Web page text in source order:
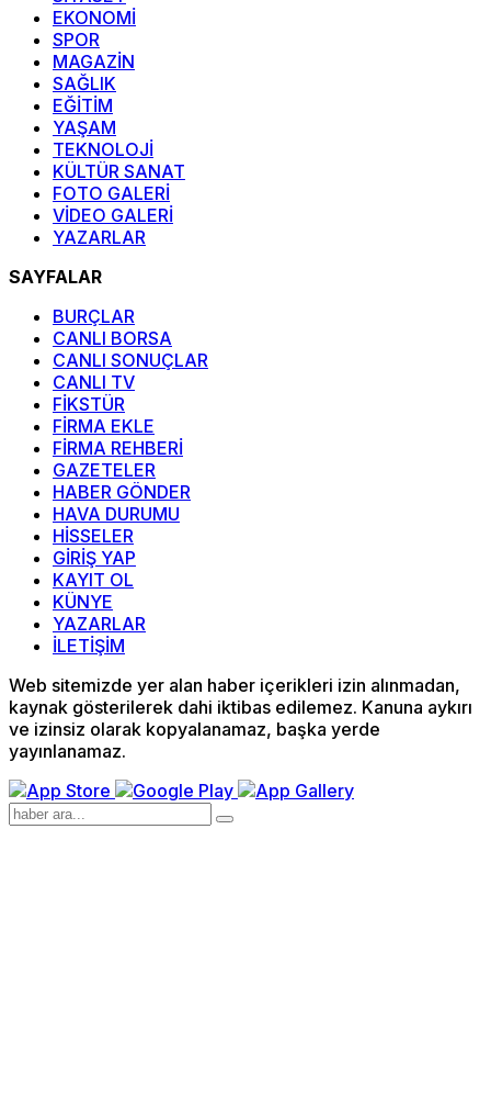
EKONOMİ
SPOR
MAGAZİN
SAĞLIK
EĞİTİM
YAŞAM
TEKNOLOJİ
KÜLTÜR SANAT
FOTO GALERİ
VİDEO GALERİ
YAZARLAR
SAYFALAR
BURÇLAR
CANLI BORSA
CANLI SONUÇLAR
CANLI TV
FİKSTÜR
FİRMA EKLE
FİRMA REHBERİ
GAZETELER
HABER GÖNDER
HAVA DURUMU
HİSSELER
GİRİŞ YAP
KAYIT OL
KÜNYE
YAZARLAR
İLETİŞİM
Web sitemizde yer alan haber içerikleri izin alınmadan,
kaynak gösterilerek dahi iktibas edilemez. Kanuna aykırı
ve izinsiz olarak kopyalanamaz, başka yerde
yayınlanamaz.